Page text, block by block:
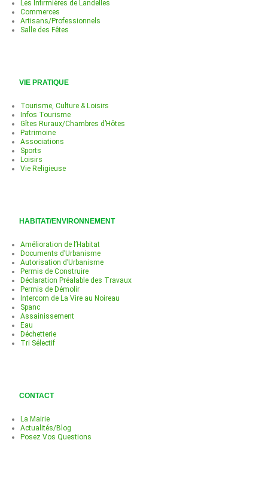
Les Infirmières de Landelles
Commerces
Artisans/Professionnels
Salle des Fêtes
VIE PRATIQUE
Tourisme, Culture & Loisirs
Infos Tourisme
Gîtes Ruraux/Chambres d’Hôtes
Patrimoine
Associations
Sports
Loisirs
Vie Religieuse
HABITAT/ENVIRONNEMENT
Amélioration de l’Habitat
Documents d’Urbanisme
Autorisation d’Urbanisme
Permis de Construire
Déclaration Préalable des Travaux
Permis de Démolir
Intercom de La Vire au Noireau
Spanc
Assainissement
Eau
Déchetterie
Tri Sélectif
CONTACT
La Mairie
Actualités/Blog
Posez Vos Questions